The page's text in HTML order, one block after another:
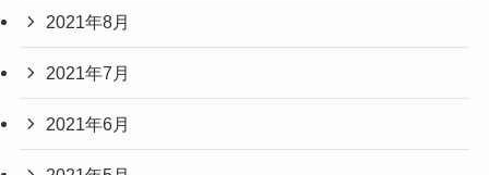
2021年8月
2021年7月
2021年6月